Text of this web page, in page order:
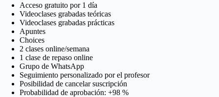
Acceso gratuito por 1 día
Videoclases grabadas teóricas
Videoclases grabadas prácticas
Apuntes
Choices
2 clases online/semana
1 clase de repaso online
Grupo de WhatsApp
Seguimiento personalizado por el profesor
Posibilidad de cancelar suscripción
Probabilidad de aprobación: +98 %